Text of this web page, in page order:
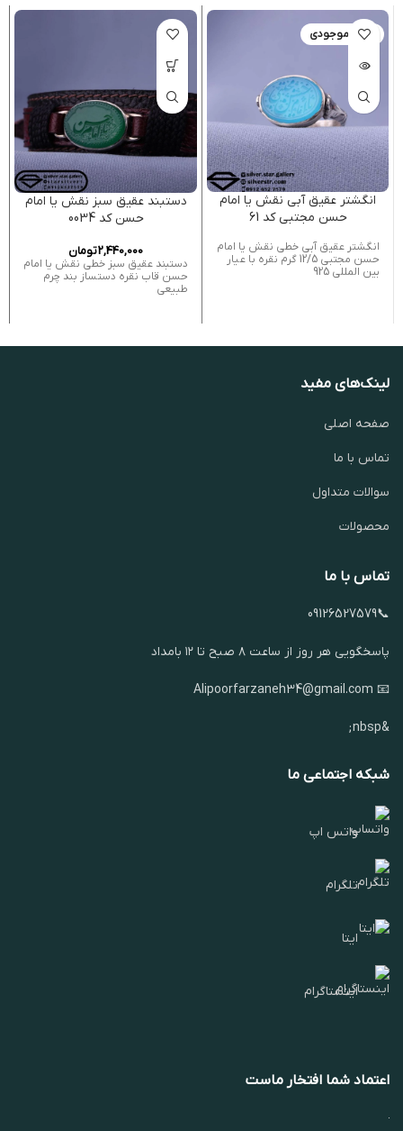
اتمام موجودی
انگشتر عقیق آبی نقش یا امام
حسن مجتبی کد 61
انگشتر عقیق آبی خطی نقش یا امام
حسن مجتبی 12/5 گرم نقره با عیار
بین المللی 925
دستبند عقیق سبز نقش یا امام
حسن کد 0034
2,440,000تومان
دستبند عقیق سبز خطی نقش یا امام
حسن قاب نقره دستساز بند چرم
طبیعی
لینک‌های مفید
صفحه اصلی
تماس با ما
سوالات متداول
محصولات
تماس با ما
📞09126527579
پاسخگویی هر روز از ساعت ۸ صبح تا ۱۲ بامداد
📧 Alipoorfarzaneh34@gmail.com
&nbsp;
شبکه اجتماعی ما
واتس اپ
تلگرام
ایتا
اینستاگرام
اعتماد شما افتخار ماست